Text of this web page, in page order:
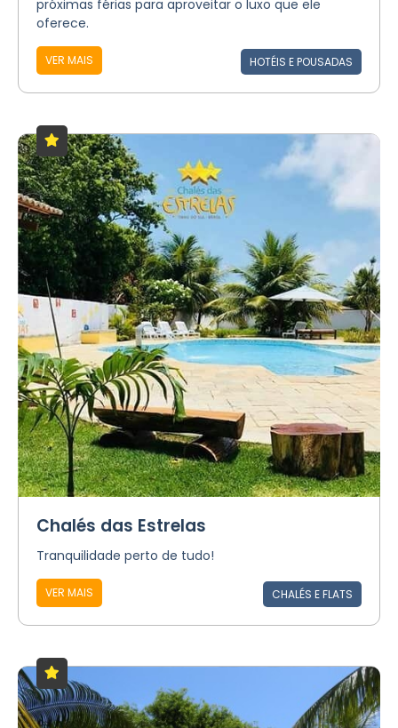
próximas férias para aproveitar o luxo que ele
oferece.
VER MAIS HOTÉIS E POUSADAS
Chalés das Estrelas
Tranquilidade perto de tudo!
VER MAIS CHALÉS E FLATS